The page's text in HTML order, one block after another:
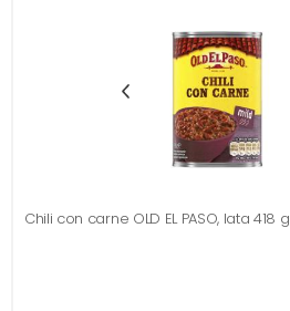
Chili con carne OLD EL PASO, lata 418 g